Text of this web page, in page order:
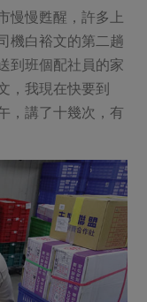
糧
慢慢甦醒，許多上
機白裕文的第二趟
到班個配社員的家
，我現在快要到
，講了十幾次，有